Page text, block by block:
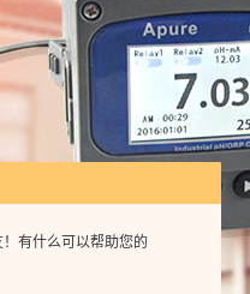
有什么可以帮助您的